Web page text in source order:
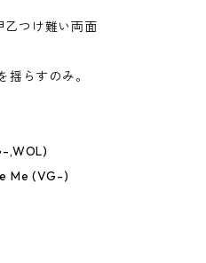
乙つけ難い両面
らすのみ。
,WOL)
Me (VG-)